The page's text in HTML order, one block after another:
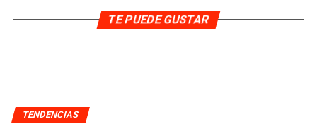
TE PUEDE GUSTAR
TENDENCIAS